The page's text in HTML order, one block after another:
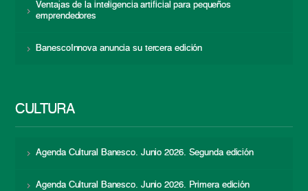
Ventajas de la inteligencia artificial para pequeños
emprendedores
BanescoInnova anuncia su tercera edición
CULTURA
Agenda Cultural Banesco. Junio 2026. Segunda edición
Agenda Cultural Banesco. Junio 2026. Primera edición